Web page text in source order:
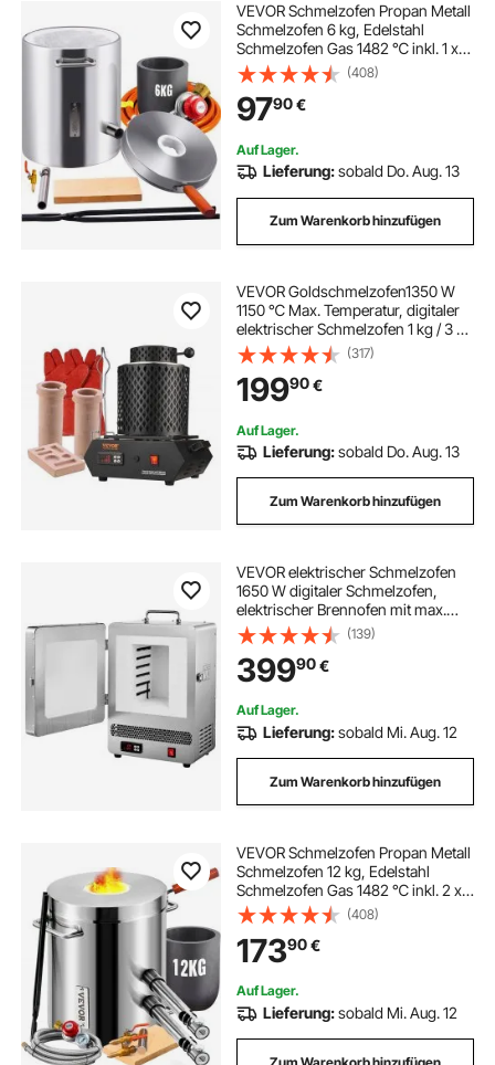
VEVOR Schmelzofen Propan Metall
Schmelzofen 6 kg, Edelstahl
Schmelzofen Gas 1482 ℃ inkl. 1 x
Brenner, 1 x Tiegel, Schmiede
Messerherstellung Schmiedeset für
Kupfer, Aluminium, Gold, Silber
usw.
(408)
9790€
Auf Lager.
Lieferung:sobald Do. Aug. 13
Zum Warenkorb hinzufügen
VEVOR Goldschmelzofen1350 W
1150 ℃ Max. Temperatur, digitaler
elektrischer Schmelzofen 1 kg / 3 kg
Keramiktiegel mit Tiegelzange &
Handschuhen, zur Verarbeitung
von Gold Silber Kupfer Aluminium
rot
(317)
19990€
Auf Lager.
Lieferung:sobald Do. Aug. 13
Zum Warenkorb hinzufügen
VEVOR elektrischer Schmelzofen
1650 W digitaler Schmelzofen,
elektrischer Brennofen mit max.
Temperatur 1200 ℃ für
Wachsausschmelzguss Ton-DIY
Metallglühen Keramikbrennen PID-
Temperaturregelung
(139)
39990€
Auf Lager.
Lieferung:sobald Mi. Aug. 12
Zum Warenkorb hinzufügen
VEVOR Schmelzofen Propan Metall
Schmelzofen 12 kg, Edelstahl
Schmelzofen Gas 1482 ℃ inkl. 2 x
Brenner, 1 x Tiegel, Schmiede
Messerherstellung Schmiedeset für
Kupfer, Aluminium, Gold, Silber
usw.
(408)
17390€
Auf Lager.
Lieferung:sobald Mi. Aug. 12